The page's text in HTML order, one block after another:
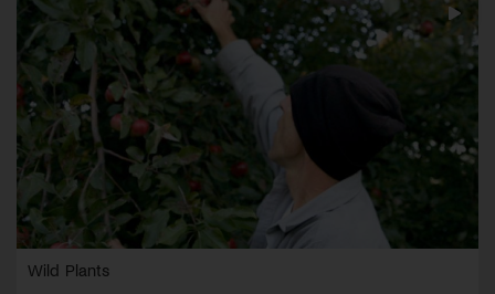
Wild Plants